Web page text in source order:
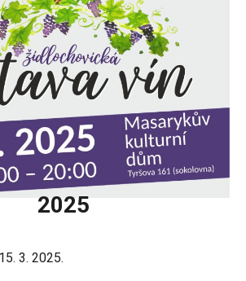
2025
3. 2025.